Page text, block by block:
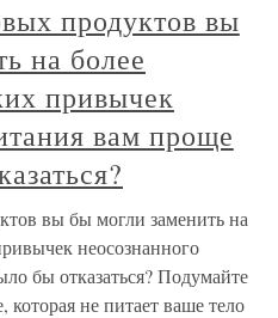
продуктов вы
на более
привычек
вам проще
вы бы могли заменить на
неосознанного
бы отказаться? Подумайте
не питает ваше тело